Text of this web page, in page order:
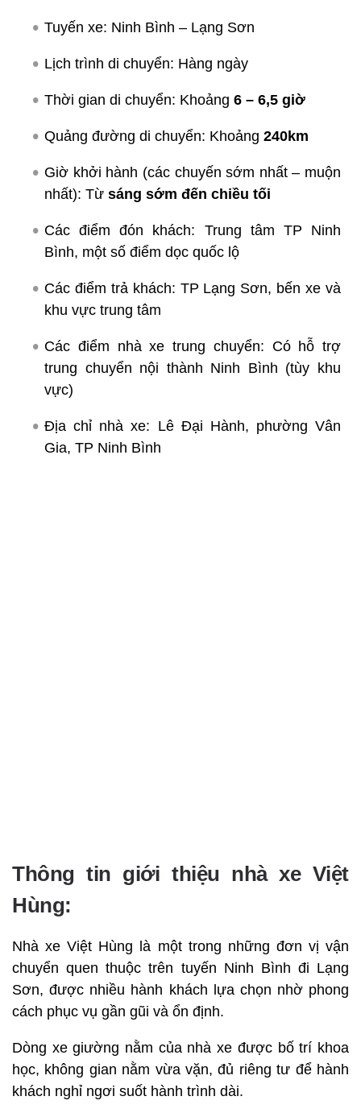
Tuyến xe: Ninh Bình – Lạng Sơn
Lịch trình di chuyển: Hàng ngày
Thời gian di chuyển: Khoảng 6 – 6,5 giờ
Quảng đường di chuyển: Khoảng 240km
Giờ khởi hành (các chuyến sớm nhất – muộn
nhất): Từ sáng sớm đến chiều tối
Các điểm đón khách: Trung tâm TP Ninh
Bình, một số điểm dọc quốc lộ
Các điểm trả khách: TP Lạng Sơn, bến xe và
khu vực trung tâm
Các điểm nhà xe trung chuyển: Có hỗ trợ
trung chuyển nội thành Ninh Bình (tùy khu
vực)
Địa chỉ nhà xe: Lê Đại Hành, phường Vân
Gia, TP Ninh Bình
Thông tin giới thiệu nhà xe Việt
Hùng:
Nhà xe Việt Hùng là một trong những đơn vị vận
chuyển quen thuộc trên tuyến Ninh Bình đi Lạng
Sơn, được nhiều hành khách lựa chọn nhờ phong
cách phục vụ gần gũi và ổn định.
Dòng xe giường nằm của nhà xe được bố trí khoa
học, không gian nằm vừa vặn, đủ riêng tư để hành
khách nghỉ ngơi suốt hành trình dài.